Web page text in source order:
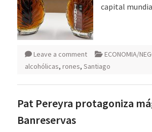
capital
Leave a comment ECONOMIA/
alcohólicas, rones, Santiago
Pat Pereyra protagoniza
Banreservas